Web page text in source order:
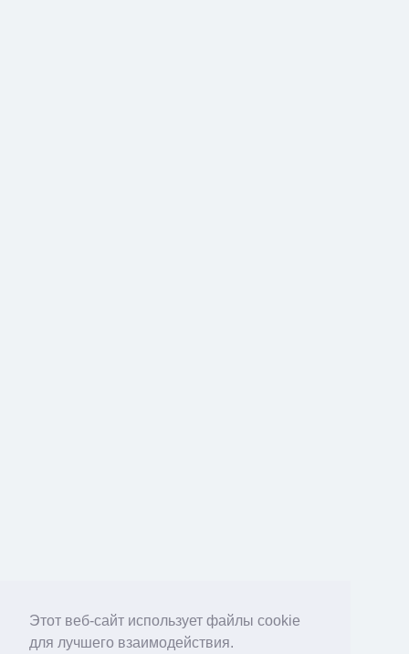
Этот веб-сайт использует файлы cookie
для лучшего взаимодействия.